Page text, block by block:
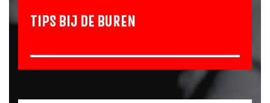
TIPS BIJ DE BUREN